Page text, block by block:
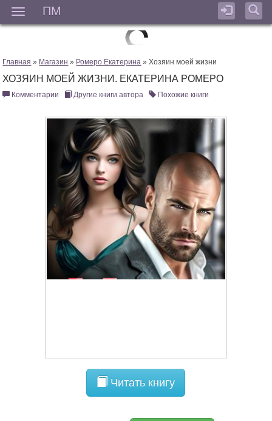
ПМ
Главная » Магазин » Ромеро Екатерина » Хозяин моей жизни
ХОЗЯИН МОЕЙ ЖИЗНИ. ЕКАТЕРИНА РОМЕРО
Комментарии Другие книги автора Похожие книги
Читать книгу